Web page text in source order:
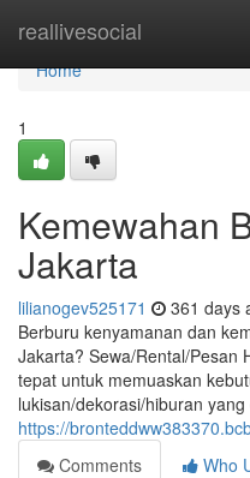
reallivesocial
Home
Home
1
Kemewahan
Jakarta
lilianogev525171 361 days
Berburu kenyamanan dan
Jakarta? Sewa/Rental/Pesan
tepat untuk memuaskan
lukisan/dekorasi/hiburan
https://
Comments
Who